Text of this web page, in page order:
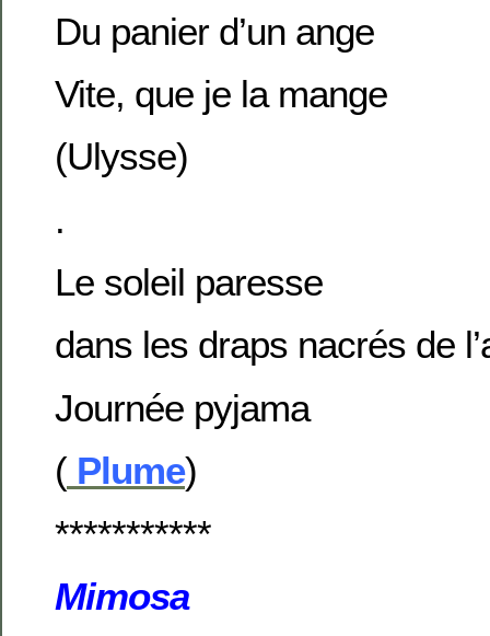
Du panier d’un ange
Vite, que je la mange
(Ulysse)
.
Le soleil paresse
dans les draps nacrés de
Journée pyjama
(Plume)
***********
Mimosa